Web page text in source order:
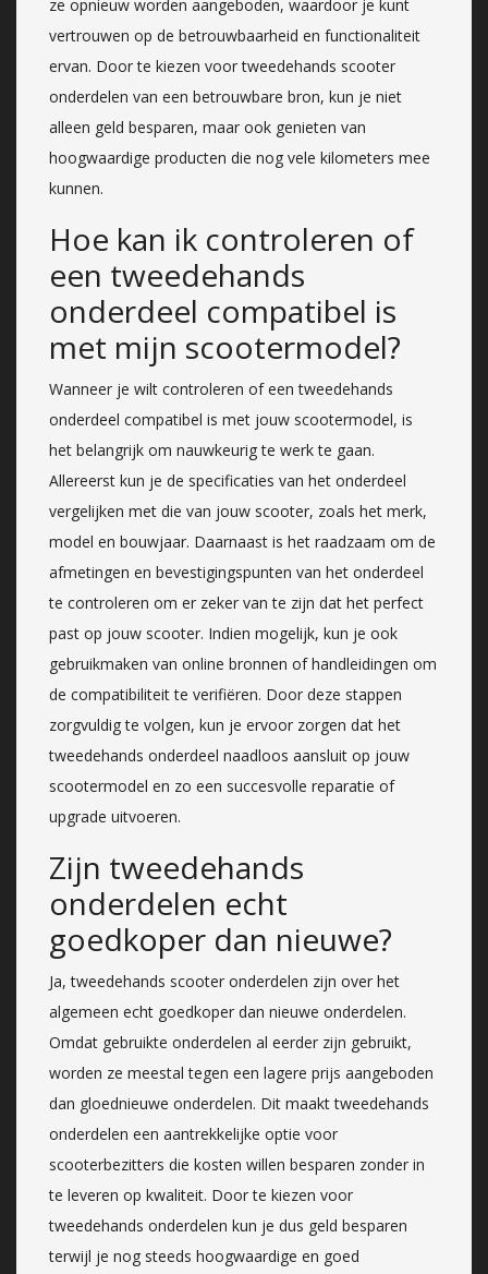
ze opnieuw worden aangeboden, waardoor je kunt
vertrouwen op de betrouwbaarheid en functionaliteit
ervan. Door te kiezen voor tweedehands scooter
onderdelen van een betrouwbare bron, kun je niet
alleen geld besparen, maar ook genieten van
hoogwaardige producten die nog vele kilometers mee
kunnen.
Hoe kan ik controleren of
een tweedehands
onderdeel compatibel is
met mijn scootermodel?
Wanneer je wilt controleren of een tweedehands
onderdeel compatibel is met jouw scootermodel, is
het belangrijk om nauwkeurig te werk te gaan.
Allereerst kun je de specificaties van het onderdeel
vergelijken met die van jouw scooter, zoals het merk,
model en bouwjaar. Daarnaast is het raadzaam om de
afmetingen en bevestigingspunten van het onderdeel
te controleren om er zeker van te zijn dat het perfect
past op jouw scooter. Indien mogelijk, kun je ook
gebruikmaken van online bronnen of handleidingen om
de compatibiliteit te verifiëren. Door deze stappen
zorgvuldig te volgen, kun je ervoor zorgen dat het
tweedehands onderdeel naadloos aansluit op jouw
scootermodel en zo een succesvolle reparatie of
upgrade uitvoeren.
Zijn tweedehands
onderdelen echt
goedkoper dan nieuwe?
Ja, tweedehands scooter onderdelen zijn over het
algemeen echt goedkoper dan nieuwe onderdelen.
Omdat gebruikte onderdelen al eerder zijn gebruikt,
worden ze meestal tegen een lagere prijs aangeboden
dan gloednieuwe onderdelen. Dit maakt tweedehands
onderdelen een aantrekkelijke optie voor
scooterbezitters die kosten willen besparen zonder in
te leveren op kwaliteit. Door te kiezen voor
tweedehands onderdelen kun je dus geld besparen
terwijl je nog steeds hoogwaardige en goed